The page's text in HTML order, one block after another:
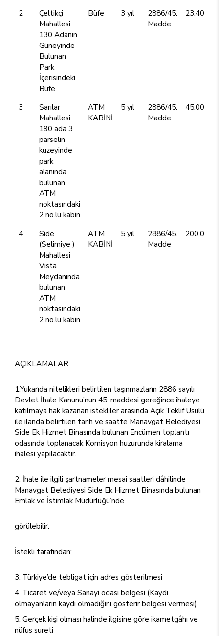
2
Çeltikçi
Mahallesi
130 Adanın
Güneyinde
Bulunan
Park
İçerisindeki
Büfe
Büfe 3 yıl
2886/45.
Madde
23.400,00
3
Sarılar
Mahallesi
190 ada 3
parselin
kuzeyinde
park
alanında
bulunan
ATM
noktasındaki
2 no.lu kabin
ATM
KABİNİ
5 yıl
2886/45.
Madde
45.000,00
4
Side
(Selimiye )
Mahallesi
Vista
Meydanında
bulunan
ATM
noktasındaki
2 no.lu kabin
ATM
KABİNİ
5 yıl
2886/45.
Madde
AÇIKLAMALAR
1.Yukarıda nitelikleri belirtilen taşınmazların 2886 sayılı
Devlet İhale Kanunu’nun 45. maddesi gereğince ihaleye
katılmaya hak kazanan istekliler arasında Açık Teklif Usulü
ile ilanda belirtilen tarih ve saatte Manavgat Belediyesi
Side Ek Hizmet Binasında bulunan Encümen toplantı
odasında toplanacak Komisyon huzurunda kiralama
ihalesi yapılacaktır.
İhale ile ilgili şartnameler mesai saatleri dâhilinde
Manavgat Belediyesi Side Ek Hizmet Binasında bulunan
Emlak ve İstimlak Müdürlüğü’nde
görülebilir.
İstekli tarafından;
Türkiye’de tebligat için adres gösterilmesi
Ticaret ve/veya Sanayi odası belgesi (Kaydı
olmayanların kaydı olmadığını gösterir belgesi vermesi)
Gerçek kişi olması halinde ilgisine göre ikametgâhı ve
nüfus sureti